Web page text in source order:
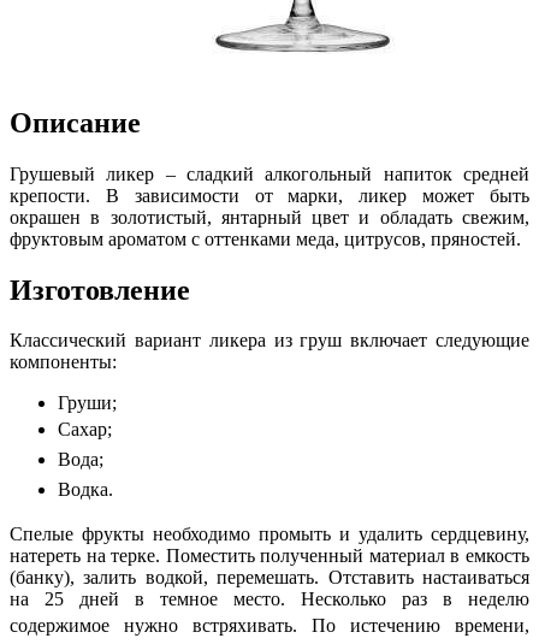
Описание
Грушевый ликер – сладкий алкогольный напиток средней
крепости. В зависимости от марки, ликер может быть
окрашен в золотистый, янтарный цвет и обладать свежим,
фруктовым ароматом с оттенками меда, цитрусов, пряностей.
Изготовление
Классический вариант ликера из груш включает следующие
компоненты:
Груши;
Сахар;
Вода;
Водка.
Спелые фрукты необходимо промыть и удалить сердцевину,
натереть на терке. Поместить полученный материал в емкость
(банку), залить водкой, перемешать. Отставить настаиваться
на 25 дней в темное место. Несколько раз в неделю
содержимое нужно встряхивать. По истечению времени,